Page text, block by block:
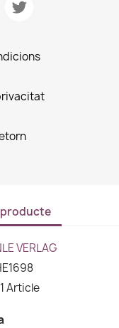
producte
VERLAG
1 Article